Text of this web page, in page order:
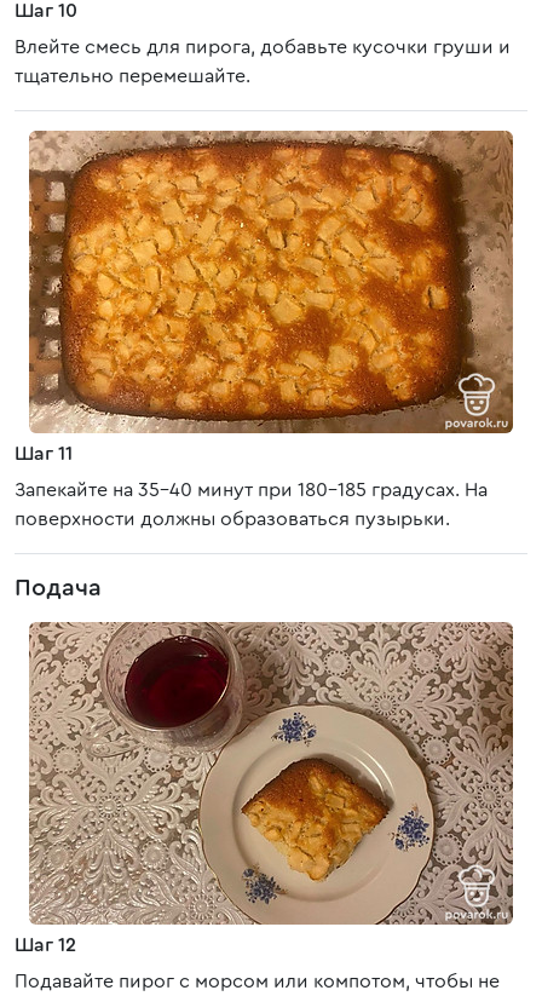
Шаг 10
Влейте смесь для пирога, добавьте кусочки груши и
тщательно перемешайте.
Шаг 11
Запекайте на 35-40 минут при 180-185 градусах. На
поверхности должны образоваться пузырьки.
Подача
Шаг 12
Подавайте пирог с морсом или компотом, чтобы не